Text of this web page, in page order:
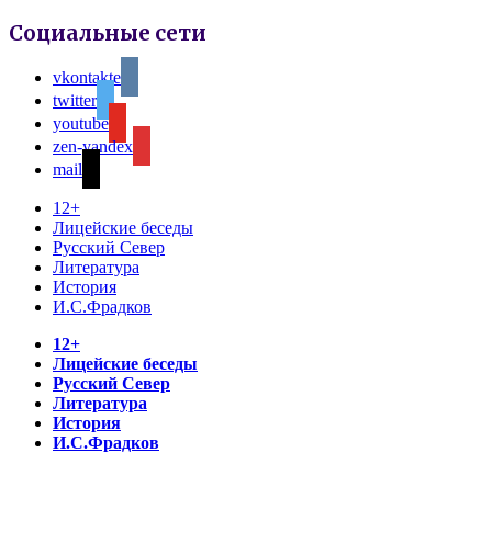
Социальные сети
vkontakte
twitter
youtube
zen-yandex
mail
12+
Лицейские беседы
Русский Север
Литература
История
И.С.Фрадков
12+
Лицейские беседы
Русский Север
Литература
История
И.С.Фрадков